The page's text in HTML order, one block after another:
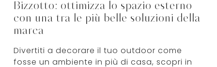
Bizzotto: ottimizza lo spazio esterno
con una tra le più belle soluzioni della
marca
Divertiti a decorare il tuo outdoor come
fosse un ambiente in più di casa, scopri in